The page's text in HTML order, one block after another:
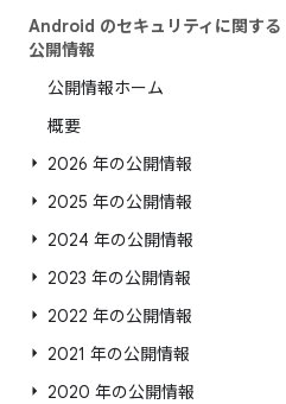
Android のセキュリティに関する
公開情報
公開情報ホーム
概要
2026 年の公開情報
2025 年の公開情報
2024 年の公開情報
2023 年の公開情報
2022 年の公開情報
2021 年の公開情報
2020 年の公開情報